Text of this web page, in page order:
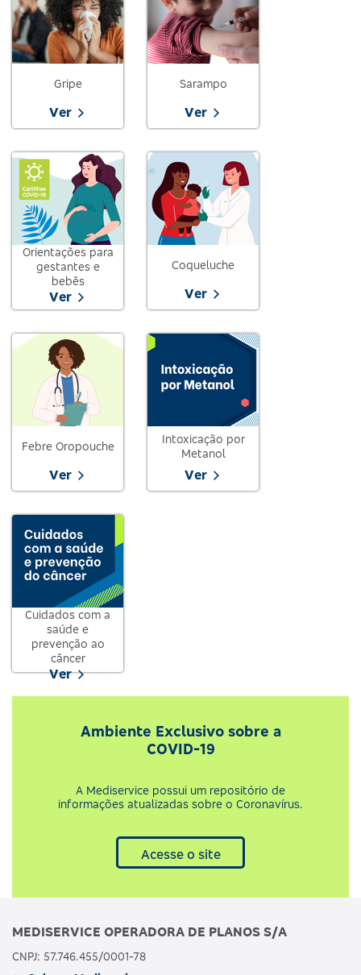
Gripe
Ver
Sarampo
Ver
Orientações para
gestantes e
bebês
Ver
Coqueluche
Ver
Febre Oropouche
Ver
Intoxicação por
Metanol
Ver
Cuidados com a
saúde e
prevenção ao
câncer
Ver
Ambiente Exclusivo sobre a
COVID-19
A Mediservice possui um repositório de
informações atualizadas sobre o Coronavírus.
Acesse o site
MEDISERVICE OPERADORA DE PLANOS S/A
CNPJ: 57.746.455/0001-78